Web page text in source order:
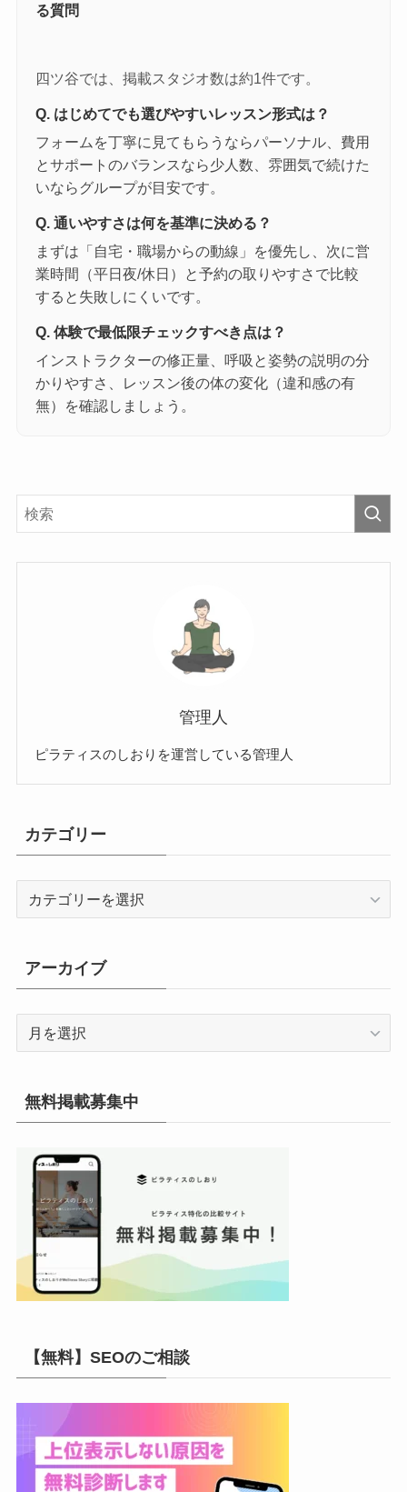
る質問
四ツ谷では、掲載スタジオ数は約1件です。
Q. はじめてでも選びやすいレッスン形式は？
フォームを丁寧に見てもらうならパーソナル、費用
とサポートのバランスなら少人数、雰囲気で続けた
いならグループが目安です。
Q. 通いやすさは何を基準に決める？
まずは「自宅・職場からの動線」を優先し、次に営
業時間（平日夜/休日）と予約の取りやすさで比較
すると失敗しにくいです。
Q. 体験で最低限チェックすべき点は？
インストラクターの修正量、呼吸と姿勢の説明の分
かりやすさ、レッスン後の体の変化（違和感の有
無）を確認しましょう。
管理人
ピラティスのしおりを運営している管理人
カテゴリー
リ
ー
アーカイブ
イ
ブ
無料掲載募集中
【無料】SEOのご相談